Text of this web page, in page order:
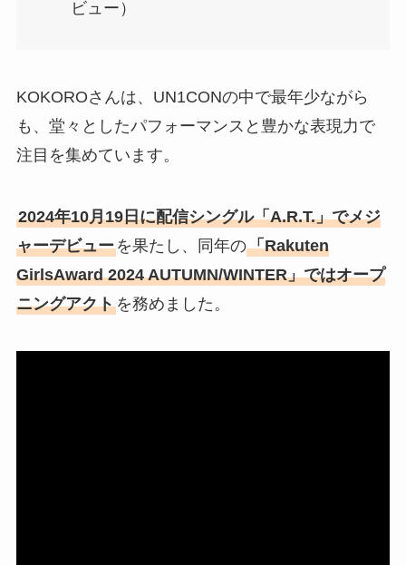
ビュー）
KOKOROさんは、UN1CONの中で最年少ながら
も、堂々としたパフォーマンスと豊かな表現力で
注目を集めています。
2024年10月19日に配信シングル「A.R.T.」でメジ
ャーデビューを果たし、同年の「Rakuten
GirlsAward 2024 AUTUMN/WINTER」ではオープ
ニングアクトを務めました。